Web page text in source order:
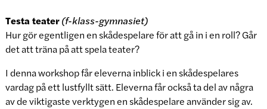
Testa teater(f-klass-gymnasiet)
Hur gör egentligen en skådespelare för att gå in i en roll? Går
det att träna på att spela teater?
I denna workshop får eleverna inblick i en skådespelares
vardag på ett lustfyllt sätt. Eleverna får också ta del av några
av de viktigaste verktygen en skådespelare använder sig av.